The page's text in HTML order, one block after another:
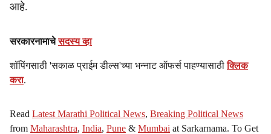
आहे.
सरकारनामाचेसदस्य व्हा
शॉपिंगसाठी 'सकाळ प्राईम डील्स'च्या भन्नाट ऑफर्स पाहण्यासाठीक्लिक
करा.
Read Latest Marathi Political News, Breaking Political News
from Maharashtra, India, Pune & Mumbai at Sarkarnama. To Get